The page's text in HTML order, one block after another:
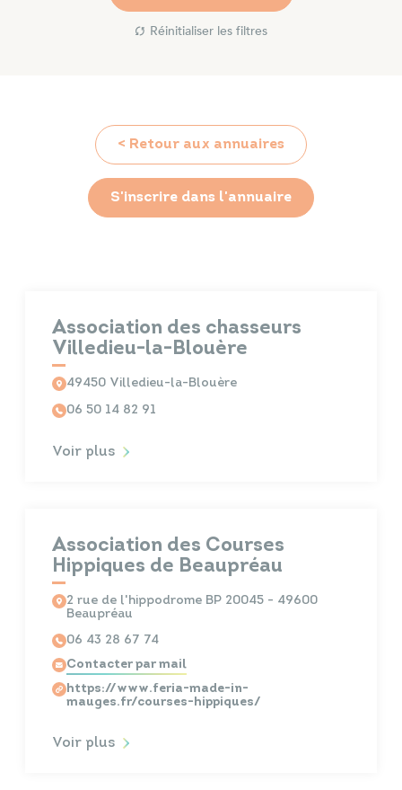
Réinitialiser les filtres
< Retour aux annuaires
S'inscrire dans l'annuaire
Association des chasseurs
Villedieu-la-Blouère
49450 Villedieu-la-Blouère
06 50 14 82 91
Voir plus
Association des Courses
Hippiques de Beaupréau
2 rue de l'hippodrome BP 20045 - 49600
Beaupréau
06 43 28 67 74
Contacter par mail
https://www.feria-made-in-
mauges.fr/courses-hippiques/
Voir plus